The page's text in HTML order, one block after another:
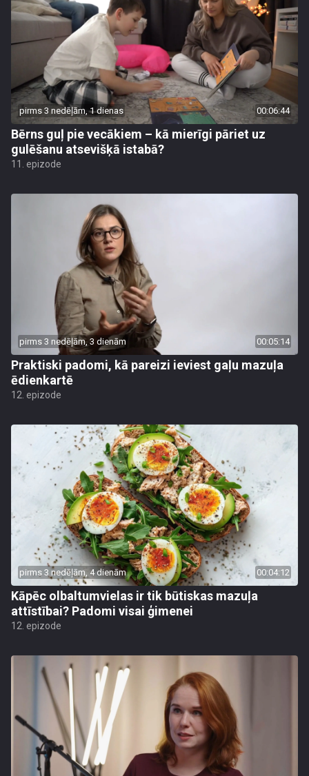
pirms 3 nedēļām, 1 dienas 00:06:44
Bērns guļ pie vecākiem – kā mierīgi pāriet uz
gulēšanu atsevišķā istabā?
11. epizode
pirms 3 nedēļām, 3 dienām 00:05:14
Praktiski padomi, kā pareizi ieviest gaļu mazuļa
ēdienkartē
12. epizode
pirms 3 nedēļām, 4 dienām 00:04:12
Kāpēc olbaltumvielas ir tik būtiskas mazuļa
attīstībai? Padomi visai ģimenei
12. epizode